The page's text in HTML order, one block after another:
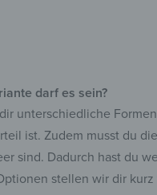
darf es sein?
unterschiedliche
ist. Zudem musst du
sind. Dadurch hast du
stellen wir dir kurz